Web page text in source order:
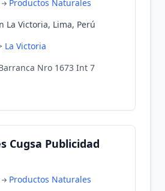
Productos Naturales
La Victoria, Lima, Perú
La Victoria
Nro 1673 Int 7
Cugsa Publicidad
Productos Naturales